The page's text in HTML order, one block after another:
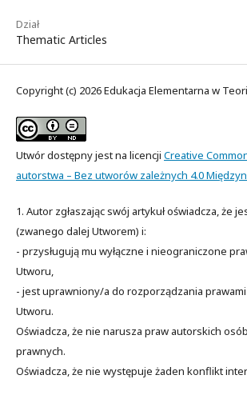
Dział
Thematic Articles
Copyright (c) 2026 Edukacja Elementarna w
Utwór dostępny jest na licencji Creative
autorstwa – Bez utworów zależnych 4.0
1. Autor zgłaszając swój artykuł oświadcza, że
(zwanego dalej Utworem) i:
- przysługują mu wyłączne i nieograniczone
Utworu,
- jest uprawniony/a do rozporządzania
Utworu.
Oświadcza, że nie narusza praw autorskich
prawnych.
Oświadcza, że nie występuje żaden konflikt